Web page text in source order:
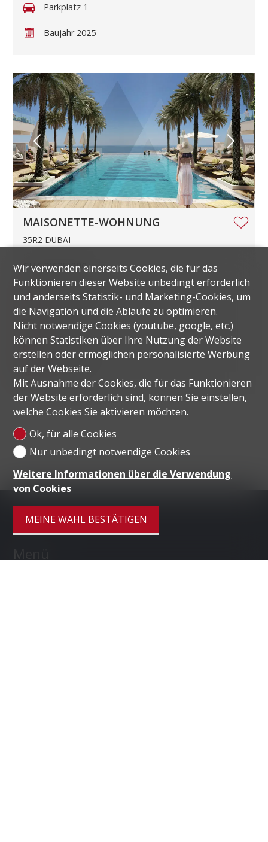
Parkplatz 1
Baujahr 2025
MAISONETTE-WOHNUNG
35R2 DUBAI
CHF 3'625'000.-
Wohnfläche368.4 m²
Zimmer 4.5
Parkplatz1
Baujahr2025
Menü
Wir verwenden einerseits Cookies, die für das
Funktionieren dieser Website unbedingt erforderlich
und anderseits Statistik- und Marketing-Cookies, um
die Navigation und die Abläufe zu optimieren.
Nicht notwendige Cookies (youtube, google, etc.)
können Statistiken über Ihre Nutzung der Website
erstellen oder ermöglichen personalisierte Werbung
auf der Webseite.
Mit Ausnahme der Cookies, die für das Funktionieren
der Website erforderlich sind, können Sie einstellen,
welche Cookies Sie aktivieren möchten.
Ok, für alle Cookies
Nur unbedingt notwendige Cookies
Weitere Informationen über die Verwendung
von Cookies
MEINE WAHL BESTÄTIGEN